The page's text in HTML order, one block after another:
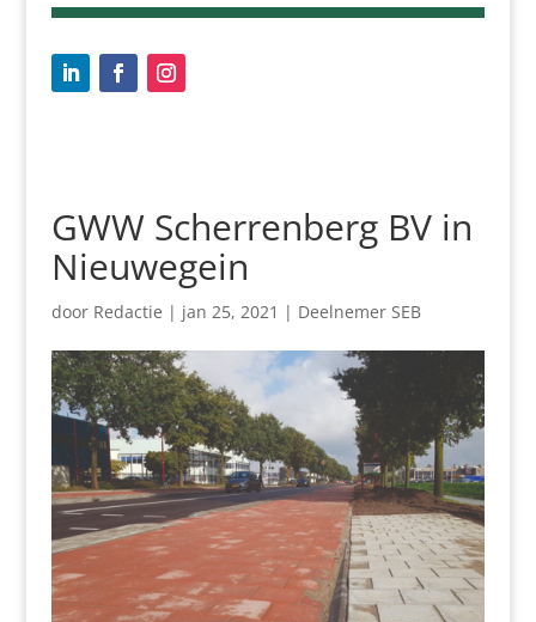
GWW Scherrenberg BV in
Nieuwegein
door Redactie | jan 25, 2021 | Deelnemer SEB